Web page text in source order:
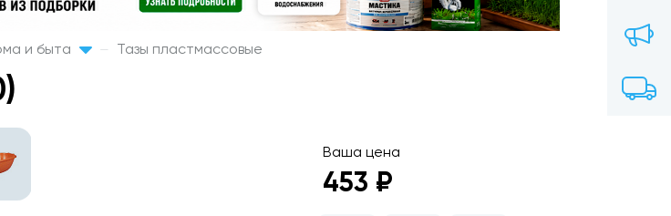
и быта Тазы пластмассовые
Ваша цена
453 ₽